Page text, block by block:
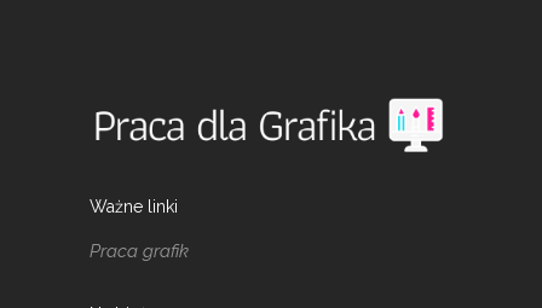
Ważne linki
Praca grafik